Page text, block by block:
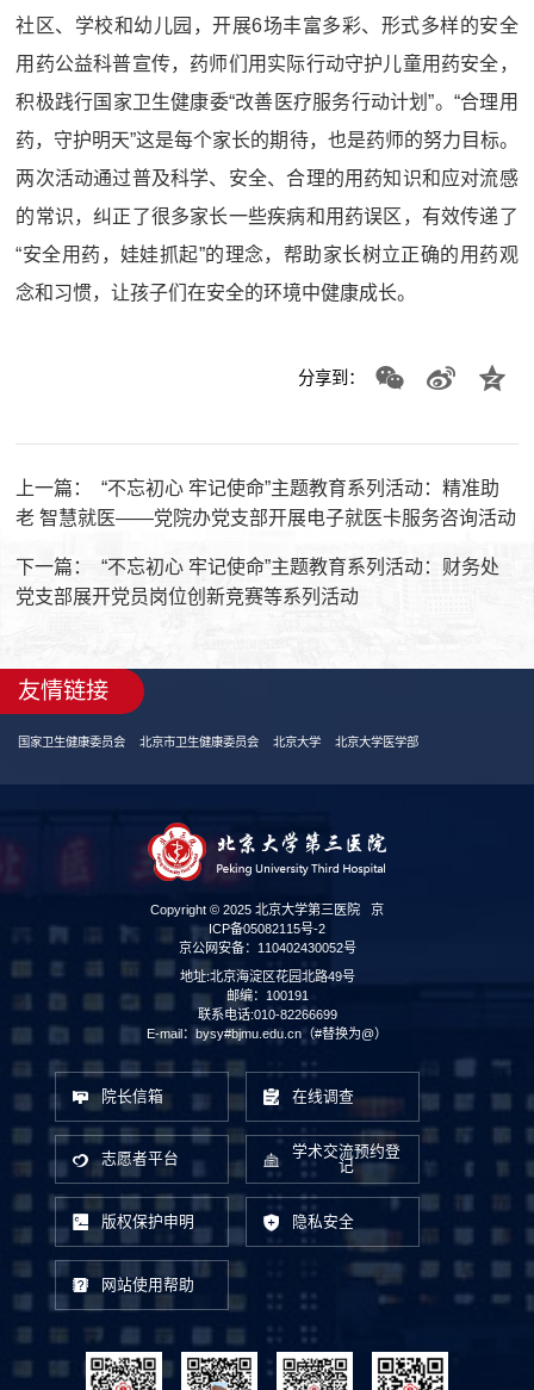
社区、学校和幼儿园，开展6场丰富多彩、形式多样的安全
用药公益科普宣传，药师们用实际行动守护儿童用药安全，
积极践行国家卫生健康委“改善医疗服务行动计划”。“合理用
药，守护明天”这是每个家长的期待，也是药师的努力目标。
两次活动通过普及科学、安全、合理的用药知识和应对流感
的常识，纠正了很多家长一些疾病和用药误区，有效传递了
“安全用药，娃娃抓起”的理念，帮助家长树立正确的用药观
念和习惯，让孩子们在安全的环境中健康成长。
分享到：
上一篇：
“不忘初心 牢记使命”主题教育系列活动：精准助
老 智慧就医——党院办党支部开展电子就医卡服务咨询活动
下一篇：
“不忘初心 牢记使命”主题教育系列活动：财务处
党支部展开党员岗位创新竞赛等系列活动
友情链接
国家卫生健康委员会 北京市卫生健康委员会 北京大学 北京大学医学部
Copyright © 2025 北京大学第三医院 京
ICP备05082115号-2
京公网安备：110402430052号
地址:北京海淀区花园北路49号
邮编：100191
联系电话:010-82266699
E-mail：bysy#bjmu.edu.cn（#替换为@）
院长信箱 在线调查
志愿者平台
学术交流预约登
记
版权保护申明 隐私安全
网站使用帮助